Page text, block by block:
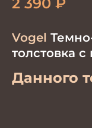
Vogel
толстовка
Данного